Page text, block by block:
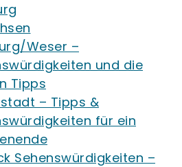
Weser –
und die
Tipps
– Tipps &
für ein
Sehenswürdigkeiten –